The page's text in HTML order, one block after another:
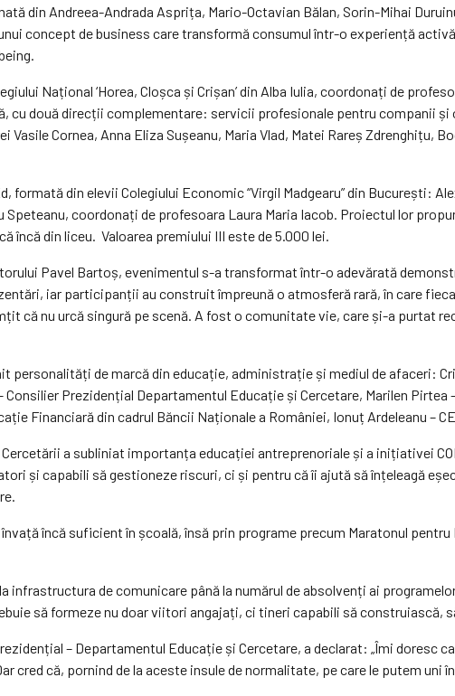
din Andreea-Andrada Asprița, Mario-Octavian Bălan, Sorin-Mihai
concept de business care transformă consumul într-o experiență
Național ‘Horea, Cloșca și Crișan’ din Alba Iulia, coordonați de
cu două direcții complementare: servicii profesionale pentru companii
Cornea, Anna Eliza Sușeanu, Maria Vlad, Matei Rareș Zdrenghițu,
formată din elevii Colegiului Economic “Virgil Madgearu” din București:
Speteanu, coordonați de profesoara Laura Maria Iacob. Proiectul lor
încă din liceu. Valoarea premiului III este de 5.000 lei.
Pavel Bartoș, evenimentul s-a transformat într-o adevărată
iar participanții au construit împreună o atmosferă rară, în care
că nu urcă singură pe scenă. A fost o comunitate vie, care și-a purtat
personalități de marcă din educație, administrație și mediul de afaceri:
Prezidențial Departamentul Educație și Cercetare, Marilen
Financiară din cadrul Băncii Naționale a României, Ionuț Ardeleanu –
a subliniat importanța educației antreprenoriale și a inițiativei
și capabili să gestioneze riscuri, ci și pentru că îi ajută să înțeleagă
încă suficient în școală, însă prin programe precum Maratonul
infrastructura de comunicare până la numărul de absolvenți ai
să formeze nu doar viitori angajați, ci tineri capabili să construiască,
– Departamentul Educație și Cercetare, a declarat: „Îmi doresc
cred că, pornind de la aceste insule de normalitate, pe care le putem